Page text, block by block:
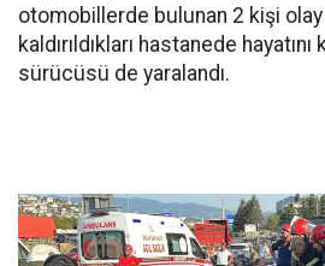
otomobillerde bulunan 2 kişi
kaldırıldıkları hastanede
sürücüsü de yaralandı.